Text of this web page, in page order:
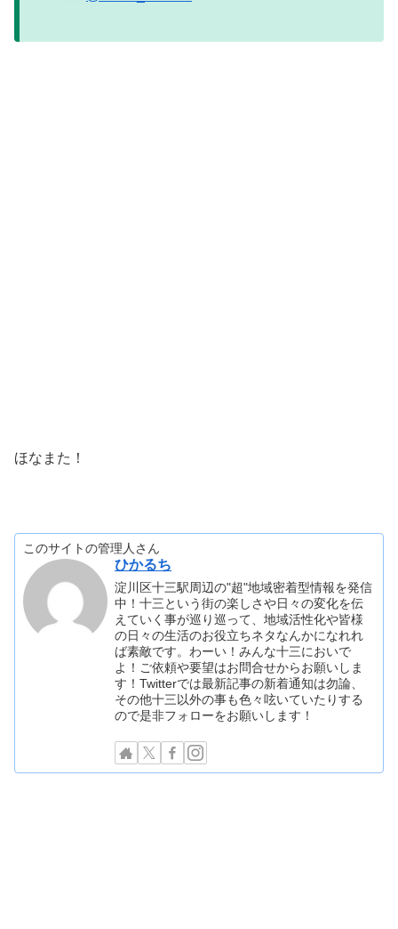
ほなまた！
このサイトの管理人さん
ひかるち
淀川区十三駅周辺の"超"地域密着型情報を発信
中！十三という街の楽しさや日々の変化を伝
えていく事が巡り巡って、地域活性化や皆様
の日々の生活のお役立ちネタなんかになれれ
ば素敵です。わーい！みんな十三においで
よ！ご依頼や要望はお問合せからお願いしま
す！Twitterでは最新記事の新着通知は勿論、
その他十三以外の事も色々呟いていたりする
ので是非フォローをお願いします！